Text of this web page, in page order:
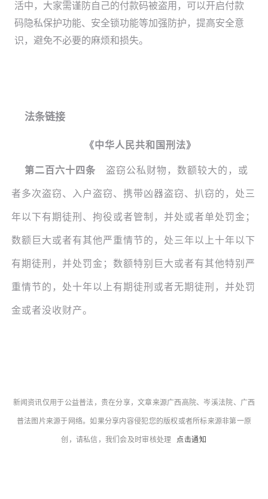
活中，大家需谨防自己的付款码被盗用，可以开启付款
码隐私保护功能、安全锁功能等加强防护，提高安全意
识，避免不必要的麻烦和损失。
法条链接
《中华人民共和国刑法》
第二百六十四条 盗窃公私财物，数额较大的，或
者多次盗窃、入户盗窃、携带凶器盗窃、扒窃的，处三
年以下有期徒刑、拘役或者管制，并处或者单处罚金；
数额巨大或者有其他严重情节的，处三年以上十年以下
有期徒刑，并处罚金；数额特别巨大或者有其他特别严
重情节的，处十年以上有期徒刑或者无期徒刑，并处罚
金或者没收财产。
新闻资讯仅用于公益普法，贵在分享，文章来源广西高院、岑溪法院、广西
普法图片来源于网络。如果分享内容侵犯您的版权或者所标来源非第一原
创，请私信， 我们会及时审核处理 点击通知